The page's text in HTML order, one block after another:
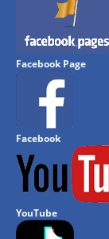
Facebook Page
Facebook
YouTube